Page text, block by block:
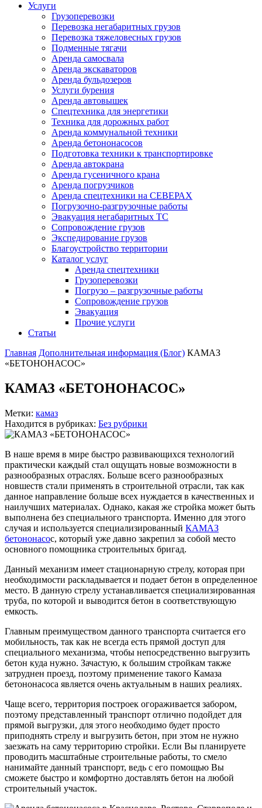
Услуги
Грузоперевозки
Перевозка негабаритных грузов
Перевозка тяжеловесных грузов
Подменные тягачи
Аренда самосвала
Аренда экскаваторов
Аренда бульдозеров
Услуги бурения
Аренда автовышек
Спецтехника для энергетики
Техника для дорожных работ
Аренда коммунальной техники
Аренда бетононасосов
Подготовка техники к транспортировке
Аренда автокрана
Аренда гусеничного крана
Аренда погрузчиков
Аренда спецтехники на СЕВЕРАХ
Погрузочно-разгрузочные работы
Эвакуация негабаритных ТС
Сопровождение грузов
Экспедирование грузов
Благоустройство территории
Каталог услуг
Аренда спецтехники
Грузоперевозки
Погрузо – разгрузочные работы
Сопровождение грузов
Эвакуация
Прочие услуги
Статьи
Главная Дополнительная информация (Блог) КАМАЗ
«БЕТОНОНАСОС»
КАМАЗ «БЕТОНОНАСОС»
Метки: камаз
Находится в рубриках: Без рубрики
В наше время в мире быстро развивающихся технологий
практически каждый стал ощущать новые возможности в
разнообразных отраслях. Больше всего разнообразных
новшеств стали применять в строительной отрасли, так как
данное направление больше всех нуждается в качественных и
наилучших материалах. Однако, какая же стройка может быть
выполнена без специального транспорта. Именно для этого
случая и используется специализированный КАМАЗ
бетононасос, который уже давно закрепил за собой место
основного помощника строительных бригад.
Данный механизм имеет стационарную стрелу, которая при
необходимости раскладывается и подает бетон в определенное
место. В данную стрелу устанавливается специализированная
труба, по которой и выводится бетон в соответствующую
емкость.
Главным преимуществом данного транспорта считается его
мобильность, так как не всегда есть прямой доступ для
специального механизма, чтобы непосредственно выгрузить
бетон куда нужно. Зачастую, к большим стройкам также
затруднен проезд, поэтому применение такого Камаза
бетононасоса является очень актуальным в наших реалиях.
Чаще всего, территория построек огораживается забором,
поэтому представленный транспорт отлично подойдет для
прямой выгрузки, для этого необходимо будет просто
приподнять стрелу и выгрузить бетон, при этом не нужно
заезжать на саму территорию стройки. Если Вы планируете
проводить масштабные строительные работы, то смело
нанимайте данный транспорт, ведь с его помощью Вы
сможете быстро и комфортно доставлять бетон на любой
строительный участок.